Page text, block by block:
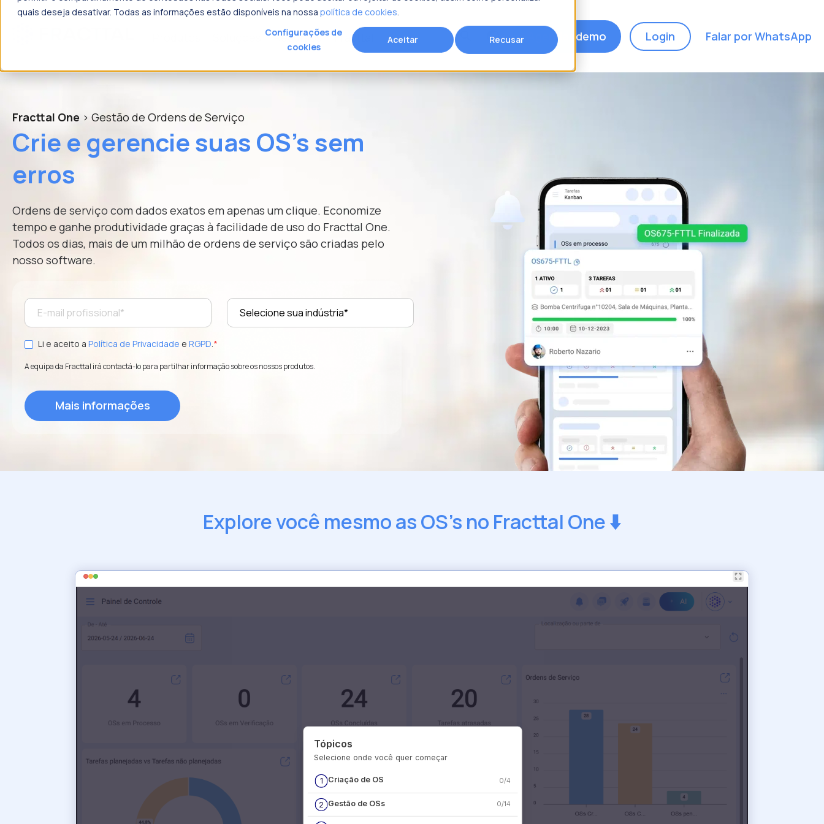
quais deseja desativar. Todas as informações estão disponíveis na nossa política de cookies.
Configurações de
cookies
Aceitar Recusar
Recursos Fracttal Agendar demo Login Falar por WhatsApp
o que procura?
Fracttal One > Gestão de Ordens de Serviço
Crie e gerencie suas OS's sem
erros
Ordens de serviço com dados exatos em apenas um clique. Economize
tempo e ganhe produtividade graças à facilidade de uso do Fracttal One.
Todos os dias, mais de um milhão de ordens de serviço são criadas pelo
nosso software.
Li e aceito a Política de Privacidade e RGPD.*
A equipa da Fracttal irá contactá-lo para partilhar informação sobre os nossos produtos.
Explore você mesmo as OS's no Fracttal One ⬇️